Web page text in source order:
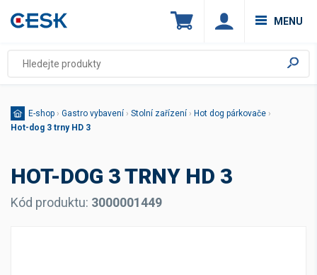
MENU
E-shop › Gastro vybavení › Stolní zařízení › Hot dog párkovače ›
Hot-dog 3 trny HD 3
HOT-DOG 3 TRNY HD 3
Kód produktu: 3000001449